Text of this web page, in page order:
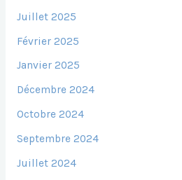
Juillet 2025
Février 2025
Janvier 2025
Décembre 2024
Octobre 2024
Septembre 2024
Juillet 2024